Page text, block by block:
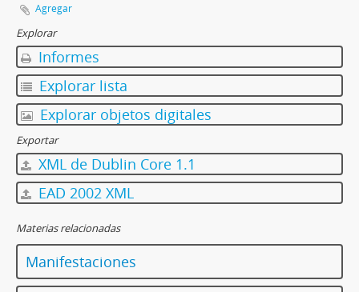
Agregar
Explorar
Informes
Explorar lista
Explorar objetos digitales
Exportar
XML de Dublin Core 1.1
EAD 2002 XML
Materias relacionadas
Manifestaciones